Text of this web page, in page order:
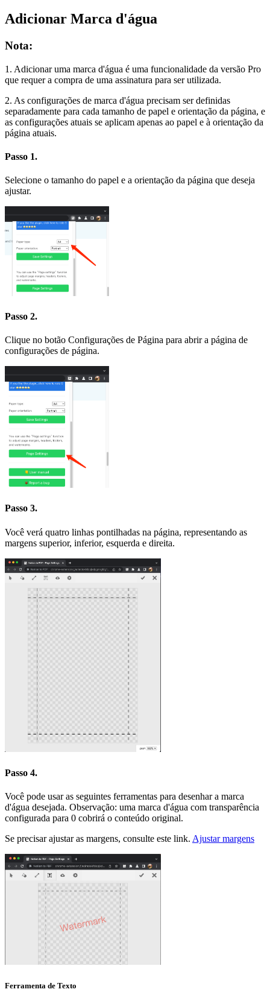
Adicionar Marca d'água
Nota:
1. Adicionar uma marca d'água é uma funcionalidade da versão Pro
que requer a compra de uma assinatura para ser utilizada.
2. As configurações de marca d'água precisam ser definidas
separadamente para cada tamanho de papel e orientação da página, e
as configurações atuais se aplicam apenas ao papel e à orientação da
página atuais.
Passo 1.
Selecione o tamanho do papel e a orientação da página que deseja
ajustar.
Passo 2.
Clique no botão Configurações de Página para abrir a página de
configurações de página.
Passo 3.
Você verá quatro linhas pontilhadas na página, representando as
margens superior, inferior, esquerda e direita.
Passo 4.
Você pode usar as seguintes ferramentas para desenhar a marca
d'água desejada. Observação: uma marca d'água com transparência
configurada para 0 cobrirá o conteúdo original.
Se precisar ajustar as margens, consulte este link. Ajustar margens
Ferramenta de Texto